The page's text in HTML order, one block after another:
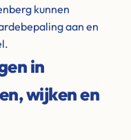
kunnen
aan en
in
wijken en